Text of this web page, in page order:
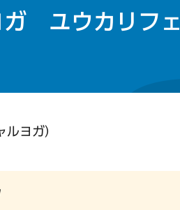
ガ ユウカリフ
ヨガ）